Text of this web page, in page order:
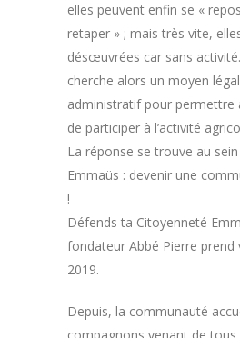
elles peuvent enfin se «
retaper » ; mais très vite,
désœuvrées car sans
cherche alors un moyen
administratif pour permettre
de participer à l’activité
La réponse se trouve au
Emmaüs : devenir une
!
Défends ta Citoyenneté
fondateur Abbé Pierre prend
2019.
Depuis, la communauté